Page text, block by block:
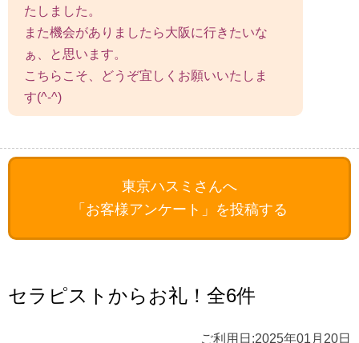
たしました。
また機会がありましたら大阪に行きたいな
ぁ、と思います。
こちらこそ、どうぞ宜しくお願いいたしま
す⁠(⁠^⁠-⁠^⁠)
東京ハスミさんへ
「お客様アンケート」を投稿する
セラピストからお礼！全6件
ご利用日:2025年01月20日